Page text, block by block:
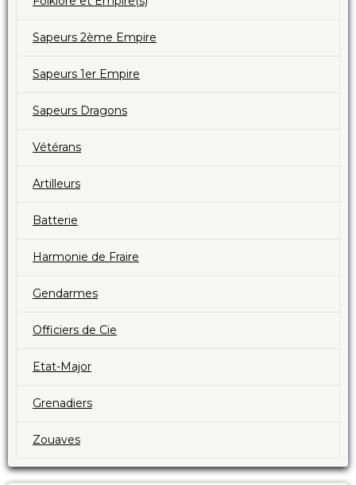
Sapeurs 2ème Empire
Sapeurs 1er Empire
Sapeurs Dragons
Vétérans
Artilleurs
Batterie
Harmonie de Fraire
Gendarmes
Officiers de Cie
Etat-Major
Grenadiers
Zouaves